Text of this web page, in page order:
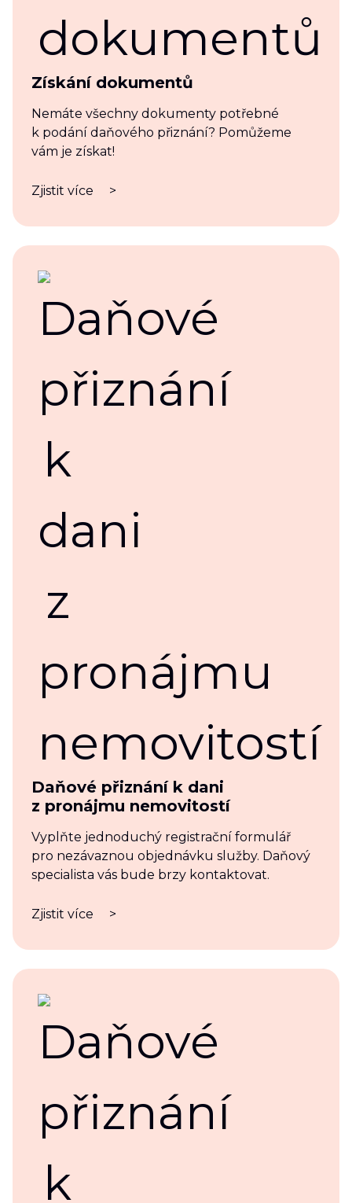
Získání dokumentů
Nemáte všechny dokumenty potřebné
k podání daňového přiznání? Pomůžeme
vám je získat!
Zjistit více >
Daňové přiznání k dani
z pronájmu nemovitostí
Vyplňte jednoduchý registrační formulář
pro nezávaznou objednávku služby. Daňový
specialista vás bude brzy kontaktovat.
Zjistit více >